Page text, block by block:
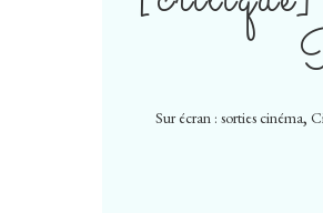
Sur écran : sorties cinéma,